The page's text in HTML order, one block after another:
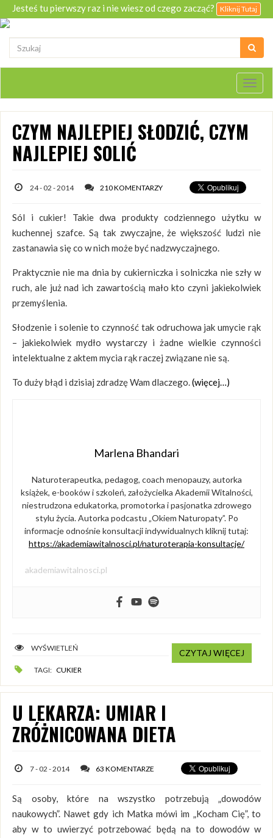
Jesteś tu pierwszy raz i nie wiesz od czego zacząć? Kliknij Tutaj
CZYM NAJLEPIEJ SŁODZIĆ, CZYM
NAJLEPIEJ SOLIĆ
24 - 02 - 2014 210 KOMENTARZY
Sól i cukier! Takie dwa produkty codziennego użytku w
kuchennej szafce. Są tak zwyczajne, że większość ludzi nie
zastanawia się co w nich może być nadzwyczajnego.
Praktycznie nie ma dnia by cukierniczka i solniczka nie szły w
ruch, ale już nad ich zawartością mało kto czyni jakiekolwiek
przemyślenia.
Słodzenie i solenie to czynność tak odruchowa jak umycie rąk
– jakiekolwiek mydło wystarczy i żadne wielkie czynności
intelektualne z aktem mycia rąk raczej związane nie są.
To duży błąd i dzisiaj zdradzę Wam dlaczego.(więcej…)
Marlena Bhandari
Naturoterapeutka, pedagog, coach menopauzy, autorka
książek, e-booków i szkoleń, założycielka Akademii Witalności,
niestrudzona edukatorka, promotorka i pasjonatka zdrowego
stylu życia. Autorka podcastu „Okiem Naturopaty”. Po
informacje odnośnie konsultacji indywidualnych kliknij tutaj:
https://akademiawitalnosci.pl/naturoterapia-konsultacje/
akademiawitalnosci.pl
WYŚWIETLEŃ CZYTAJ WIĘCEJ
TAGI: CUKIER
U LEKARZA: UMIAR I
ZRÓŻNICOWANA DIETA
7 - 02 - 2014 63 KOMENTARZE
Są osoby, które na wszystko potrzebują „dowodów
naukowych”. Nawet gdy ich Matka mówi im „Kocham Cię”, to
aby w to uwierzyć potrzebować będą na to dowodów w